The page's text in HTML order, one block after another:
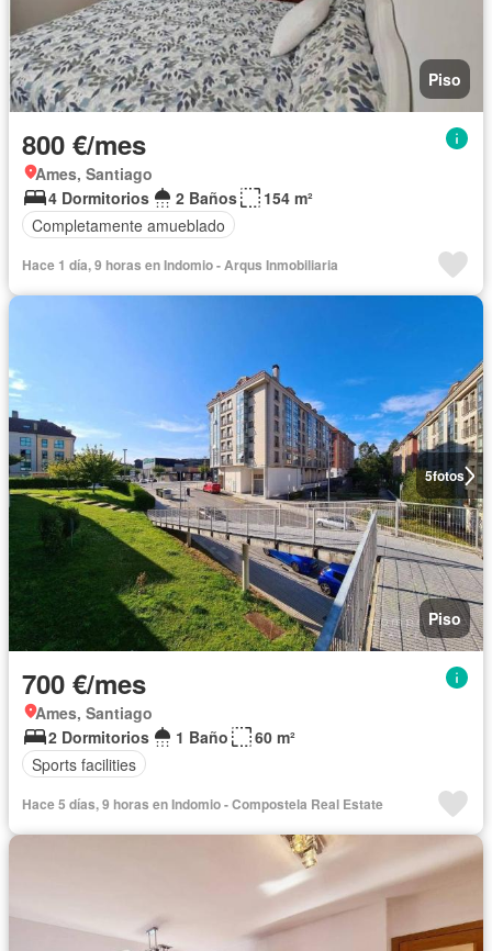
Piso
800 €/mes
Ames, Santiago
4 Dormitorios
2 Baños
154 m²
Completamente amueblado
Hace 1 día, 9 horas en Indomio - Arqus Inmobiliaria
5fotos
Piso
700 €/mes
Ames, Santiago
2 Dormitorios
1 Baño
60 m²
Sports facilities
Hace 5 días, 9 horas en Indomio - Compostela Real Estate